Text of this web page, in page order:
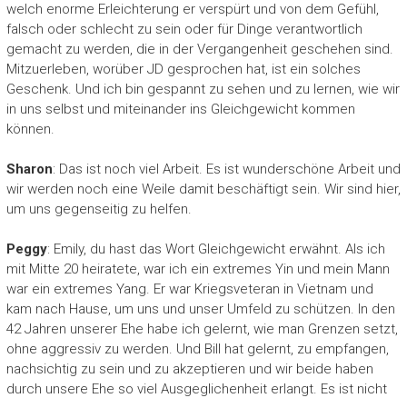
welch enorme Erleichterung er verspürt und von dem Gefühl,
falsch oder schlecht zu sein oder für Dinge verantwortlich
gemacht zu werden, die in der Vergangenheit geschehen sind.
Mitzuerleben, worüber JD gesprochen hat, ist ein solches
Geschenk. Und ich bin gespannt zu sehen und zu lernen, wie wir
in uns selbst und miteinander ins Gleichgewicht kommen
können.
Sharon: Das ist noch viel Arbeit. Es ist wunderschöne Arbeit und
wir werden noch eine Weile damit beschäftigt sein. Wir sind hier,
um uns gegenseitig zu helfen.
Peggy: Emily, du hast das Wort Gleichgewicht erwähnt. Als ich
mit Mitte 20 heiratete, war ich ein extremes Yin und mein Mann
war ein extremes Yang. Er war Kriegsveteran in Vietnam und
kam nach Hause, um uns und unser Umfeld zu schützen. In den
42 Jahren unserer Ehe habe ich gelernt, wie man Grenzen setzt,
ohne aggressiv zu werden. Und Bill hat gelernt, zu empfangen,
nachsichtig zu sein und zu akzeptieren und wir beide haben
durch unsere Ehe so viel Ausgeglichenheit erlangt. Es ist nicht